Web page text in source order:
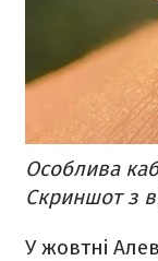
Особлива
Скриншот з
У жовтні